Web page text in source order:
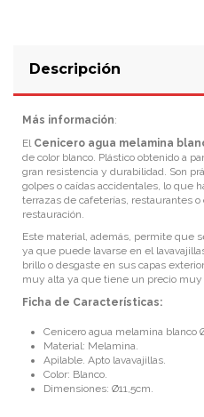
Descripción
Más información:
El Cenicero agua melamina
de color blanco. Plástico obtenido a
gran resistencia y durabilidad. Son
golpes o caídas accidentales, lo que
terrazas de cafeterías, restaurantes
restauración.
Este material, además, permite que
ya que puede lavarse en el
brillo o desgaste en sus capas
muy alta ya que tiene un precio muy
Ficha de Características:
Cenicero agua melamina blanco
Material: Melamina.
Apilable. Apto lavavajillas.
Color: Blanco.
Dimensiones: Ø11,5cm.